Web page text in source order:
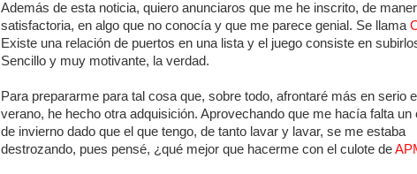
Además de esta noticia, quiero anunciaros que me he inscrito, de
satisfactoria, en algo que no conocía y que me parece genial. Se llama
Existe una relación de puertos en una lista y el juego consiste en
Sencillo y muy motivante, la verdad.
Para prepararme para tal cosa que, sobre todo, afrontaré más en serio
verano, he hecho otra adquisición. Aprovechando que me hacía falta un
de invierno dado que el que tengo, de tanto lavar y lavar, se me estaba
destrozando, pues pensé, ¿qué mejor que hacerme con el culote de